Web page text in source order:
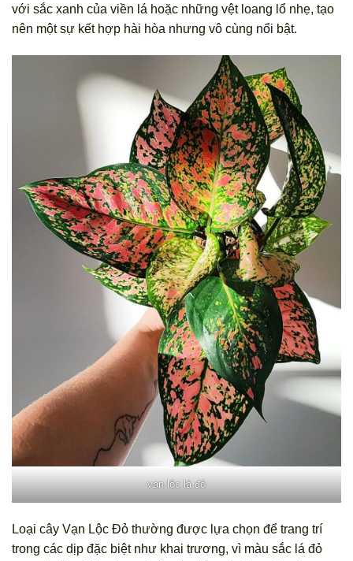
với sắc xanh của viền lá hoặc những vệt loang lổ nhẹ, tạo
nên một sự kết hợp hài hòa nhưng vô cùng nổi bật.
vạn lộc lá đỏ
Loại cây Vạn Lộc Đỏ thường được lựa chọn để trang trí
trong các dịp đặc biệt như khai trương, vì màu sắc lá đỏ